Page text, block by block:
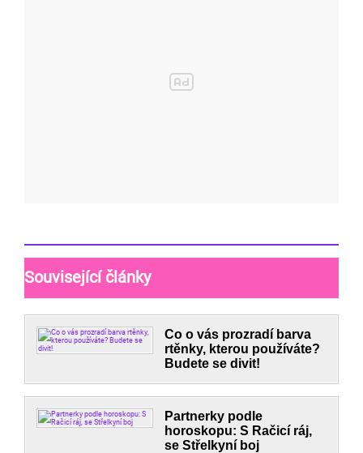
Související články
Co o vás prozradí barva
rtěnky, kterou používáte?
Budete se divit!
Partnerky podle
horoskopu: S Račicí ráj,
se Střelkyní boj